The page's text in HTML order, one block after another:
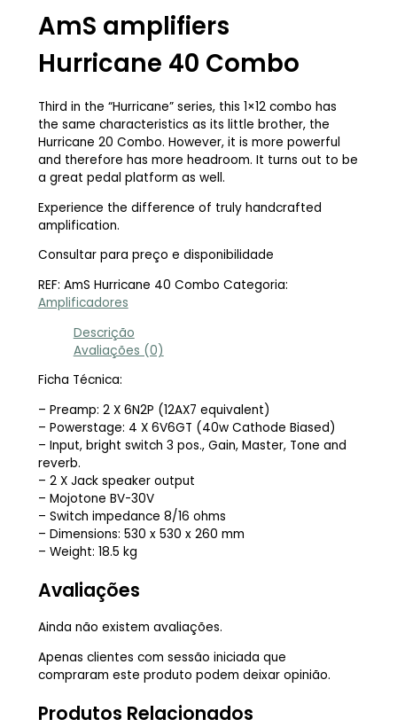
AmS amplifiers
Hurricane 40 Combo
Third in the “Hurricane” series, this 1×12 combo has
the same characteristics as its little brother, the
Hurricane 20 Combo. However, it is more powerful
and therefore has more headroom. It turns out to be
a great pedal platform as well.
Experience the difference of truly handcrafted
amplification.
Consultar para preço e disponibilidade
REF: AmS Hurricane 40 Combo Categoria:
Amplificadores
Descrição
Avaliações (0)
Ficha Técnica:
– Preamp: 2 X 6N2P (12AX7 equivalent)
– Powerstage: 4 X 6V6GT (40w Cathode Biased)
– Input, bright switch 3 pos., Gain, Master, Tone and
reverb.
– 2 X Jack speaker output
– Mojotone BV-30V
– Switch impedance 8/16 ohms
– Dimensions: 530 x 530 x 260 mm
– Weight: 18.5 kg
Avaliações
Ainda não existem avaliações.
Apenas clientes com sessão iniciada que
compraram este produto podem deixar opinião.
Produtos Relacionados